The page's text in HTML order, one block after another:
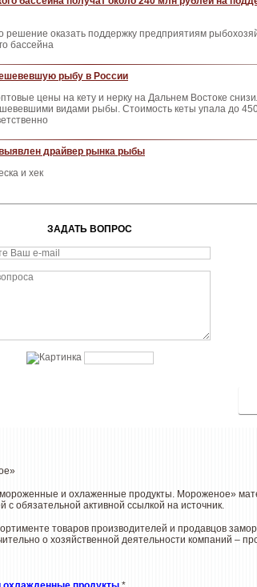
решение оказать поддержку предприятиям
бассейна
рыбу в России
цены на кету и нерку на Дальнем Востоке
видами рыбы. Стоимость кеты упала до 450
драйвер рынка рыбы
и хек
ЗАДАТЬ ВОПРОС
и охлаженные продукты. Мороженое»
с обязательной активной ссылкой на источник.
товаров производителей и продавцов
о хозяйственной деятельности компаний –